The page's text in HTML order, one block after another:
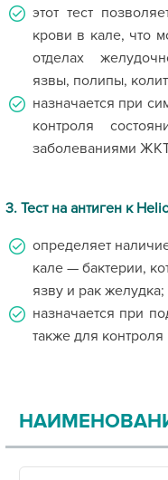
этот тест
крови в кале, что
отделах
язвы, полипы, колит
назначается при
контроля
заболеваниями
3. Тест на антиген к
определяет
кале — бактерии,
язву и рак желудка;
назначается при
также для